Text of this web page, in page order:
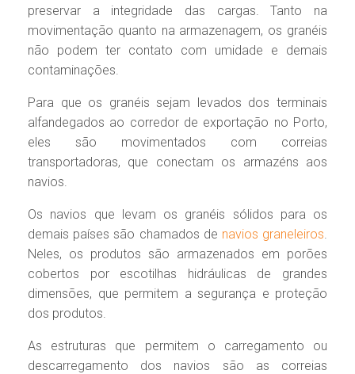
preservar a integridade das cargas. Tanto na
movimentação quanto na armazenagem, os granéis
não podem ter contato com umidade e demais
contaminações.
Para que os granéis sejam levados dos terminais
alfandegados ao corredor de exportação no Porto,
eles são movimentados com correias
transportadoras, que conectam os armazéns aos
navios.
Os navios que levam os granéis sólidos para os
demais países são chamados de navios graneleiros.
Neles, os produtos são armazenados em porões
cobertos por escotilhas hidráulicas de grandes
dimensões, que permitem a segurança e proteção
dos produtos.
As estruturas que permitem o carregamento ou
descarregamento dos navios são as correias